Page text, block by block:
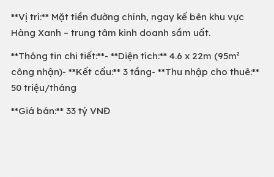
**Vị trí:** Mặt tiền đường chính, ngay kế bên khu vực
Hàng Xanh – trung tâm kinh doanh sầm uất.
**Thông tin chi tiết:**- **Diện tích:** 4.6 x 22m (95m²
công nhận)- **Kết cấu:** 3 tầng- **Thu nhập cho thuê:**
50 triệu/tháng
**Giá bán:** 33 tỷ VNĐ